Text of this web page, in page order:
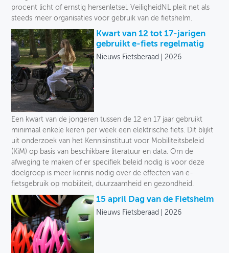
procent licht of ernstig hersenletsel. VeiligheidNL pleit net als
steeds meer organisaties voor gebruik van de fietshelm.
Kwart van 12 tot 17-jarigen
gebruikt e-fiets regelmatig
Nieuws Fietsberaad 2026
Een kwart van de jongeren tussen de 12 en 17 jaar gebruikt
minimaal enkele keren per week een elektrische fiets. Dit blijkt
uit onderzoek van het Kennisinstituut voor Mobiliteitsbeleid
(KiM) op basis van beschikbare literatuur en data. Om de
afweging te maken of er specifiek beleid nodig is voor deze
doelgroep is meer kennis nodig over de effecten van e-
fietsgebruik op mobiliteit, duurzaamheid en gezondheid.
15 april Dag van de Fietshelm
Nieuws Fietsberaad 2026